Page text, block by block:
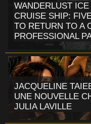
WANDERLUST
CRUISE SHIP:
TO RETURN TO A
PROFESSIONAL
JACQUELINE
UNE NOUVELLE
JULIA LAVILLE